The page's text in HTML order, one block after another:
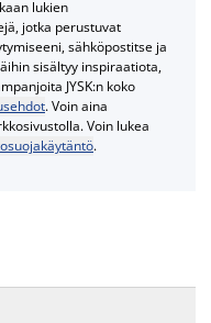
lukien
jotka perustuvat
sähköpostitse ja
sisältyy inspiraatiota,
JYSK:n koko
. Voin aina
Voin lukea
.